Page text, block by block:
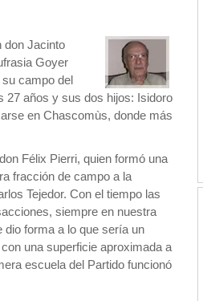
don Jacinto
Goyer
campo del
27 años y sus dos hijos: Isidoro
en Chascomùs, donde más
Félix Pierri, quien formó una
fracción de campo a la
Tejedor. Con el tiempo las
siempre en nuestra
dio forma a lo que sería un
una superficie aproximada a
escuela del Partido funcionó